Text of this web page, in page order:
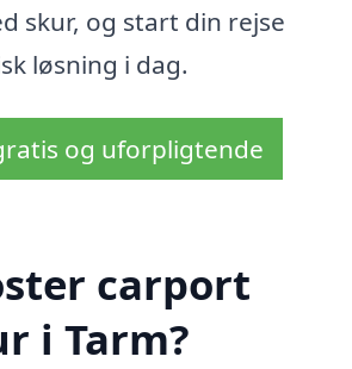
skur, og start din rejse
løsning i dag.
og uforpligtende
carport
i Tarm?